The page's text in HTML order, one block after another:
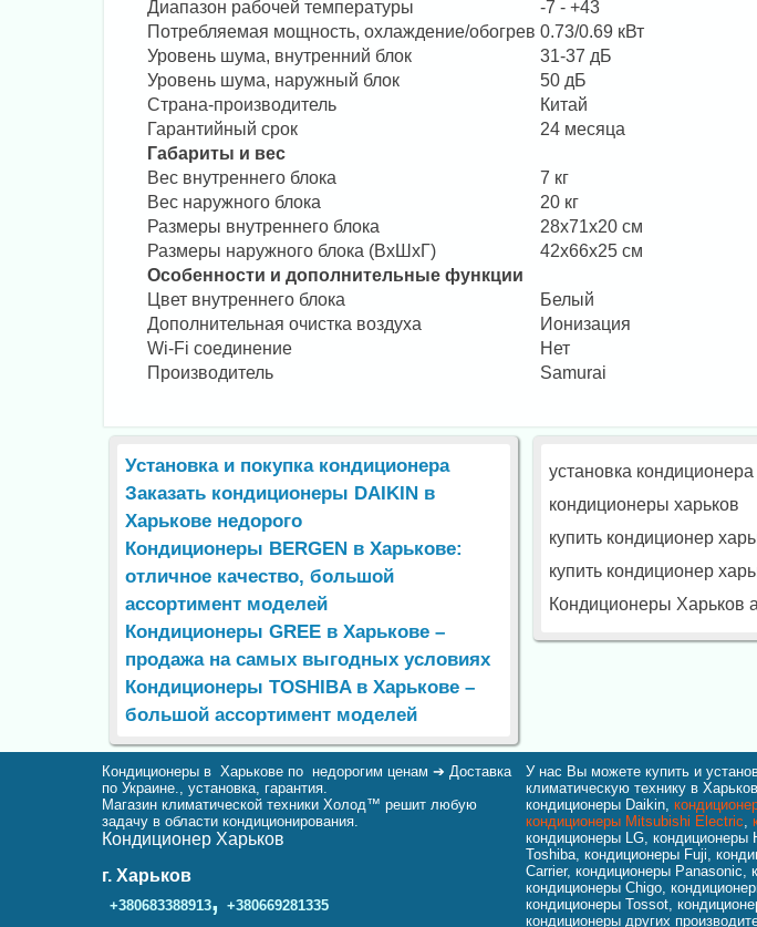
Диапазон рабочей температуры
-7 - +43
Потребляемая мощность, охлаждение/обогрев 0.73/0.69 кВт
Уровень шума, внутренний блок
31-37 дБ
Уровень шума, наружный блок
50 дБ
Страна-производитель
Китай
Гарантийный срок
24 месяца
Габариты и вес
Вес внутреннего блока
7 кг
Вес наружного блока
20 кг
Размеры внутреннего блока
28х71х20 см
Размеры наружного блока (ВхШхГ)
42х66х25 см
Особенности и дополнительные функции
Цвет внутреннего блока
Белый
Дополнительная очистка воздуха
Ионизация
Wi-Fi соединение
Нет
Производитель
Samurai
Установка и покупка кондиционера
Заказать кондиционеры DAIKIN в
Харькове недорого
Кондиционеры BERGEN в Харькове:
отличное качество, большой
ассортимент моделей
Кондиционеры GREE в Харькове –
продажа на самых выгодных условиях
Кондиционеры TOSHIBA в Харькове –
большой ассортимент моделей
установка кондиционера
кондиционеры харьков
купить кондиционер
купить кондиционер
Кондиционеры Харьков
Кондиционеры в Харькове по недорогим ценам ➔ Доставка
по Украине., установка, гарантия.
Магазин климатической техники Холод™ решит любую
задачу в области кондиционирования.
Кондиционер Харьков
г. Харьков
+380683388913, +380669281335
У нас Вы можете купить и
климатическую технику в
кондиционеры Daikin,
кондиционеры Mitsubishi Electric,
кондиционеры LG, кондиционеры
Toshiba, кондиционеры Fuji,
Carrier, кондиционеры Panasonic,
кондиционеры Chigo,
кондиционеры Tossot,
кондиционеры других